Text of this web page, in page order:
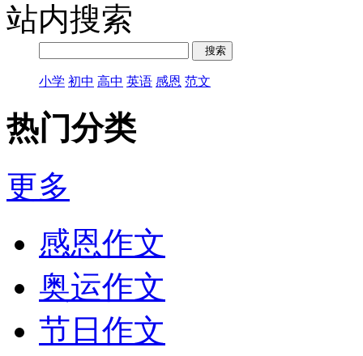
站内搜索
小学 初中 高中 英语 感恩 范文
热门分类
更多
感恩作文
奥运作文
节日作文